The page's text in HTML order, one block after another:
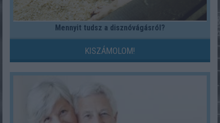
Mennyit tudsz a disznóvágásról?
KISZÁMOLOM!